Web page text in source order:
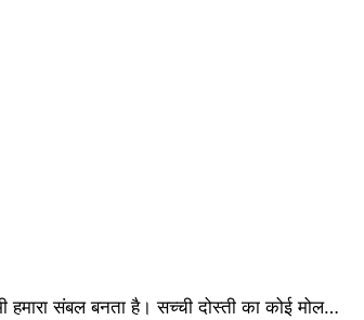
हमारा संबल बनता है। सच्ची दोस्ती का कोई मोल…